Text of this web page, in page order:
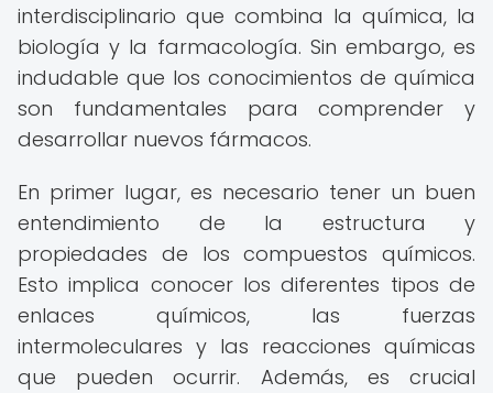
interdisciplinario que combina la química, la
biología y la farmacología. Sin embargo, es
indudable que los conocimientos de química
son fundamentales para comprender y
desarrollar nuevos fármacos.
En primer lugar, es necesario tener un buen
entendimiento de la estructura y
propiedades de los compuestos químicos.
Esto implica conocer los diferentes tipos de
enlaces químicos, las fuerzas
intermoleculares y las reacciones químicas
que pueden ocurrir. Además, es crucial